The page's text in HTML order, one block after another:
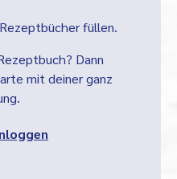
füllen.
Dann
mit deiner ganz